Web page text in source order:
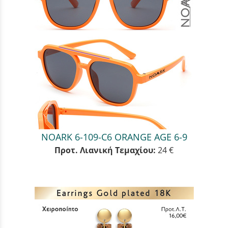
NOARK 6-109-C6 ORANGE AGE 6-9
Προτ. Λιανική Τεμαχίου: 24 €